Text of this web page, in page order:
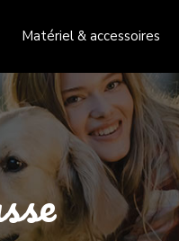
Matériel & accessoires